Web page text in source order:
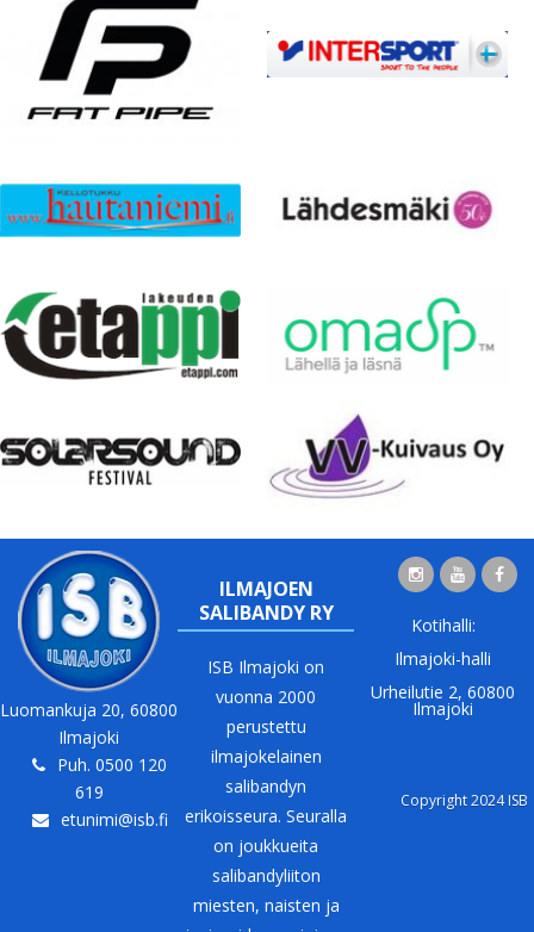
Luomankuja 20, 60800
Ilmajoki
Puh. 0500 120
619
etunimi@isb.fi
ILMAJOEN
SALIBANDY RY
ISB Ilmajoki on
vuonna 2000
perustettu
ilmajokelainen
salibandyn
erikoisseura. Seuralla
on joukkueita
salibandyliiton
miesten, naisten ja
Kotihalli:
Ilmajoki-halli
Urheilutie 2, 60800
Ilmajoki
Copyright 2024 ISB